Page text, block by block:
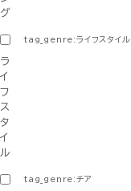
グ
tag_genre:ライフスタイル
ラ
イ
フ
ス
タ
イ
ル
tag_genre:チア